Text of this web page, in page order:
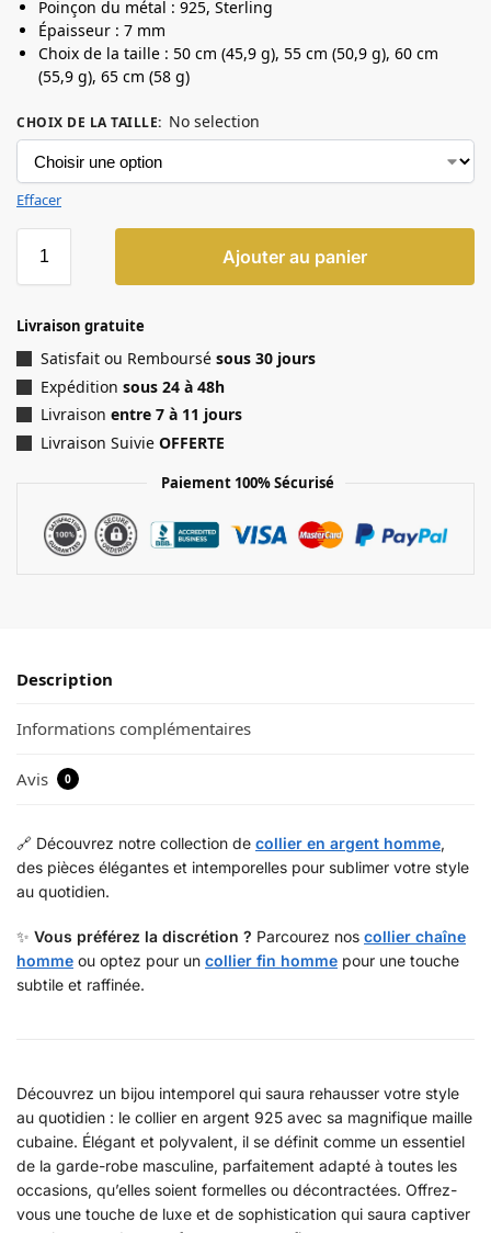
Poinçon du métal : 925, Sterling
Épaisseur : 7 mm
Choix de la taille : 50 cm (45,9 g), 55 cm (50,9 g), 60 cm
(55,9 g), 65 cm (58 g)
CHOIX DE LA TAILLE: No selection
Effacer
Ajouter au panier
Livraison gratuite
Satisfait ou Remboursé sous 30 jours
Expédition sous 24 à 48h
Livraison entre 7 à 11 jours
Livraison Suivie OFFERTE
Paiement 100% Sécurisé
Description
Informations complémentaires
Avis 0
🔗 Découvrez notre collection de collier en argent homme,
des pièces élégantes et intemporelles pour sublimer votre style
au quotidien.
✨ Vous préférez la discrétion ? Parcourez nos collier chaîne
homme ou optez pour un collier fin homme pour une touche
subtile et raffinée.
Découvrez un bijou intemporel qui saura rehausser votre style
au quotidien : le collier en argent 925 avec sa magnifique maille
cubaine. Élégant et polyvalent, il se définit comme un essentiel
de la garde-robe masculine, parfaitement adapté à toutes les
occasions, qu’elles soient formelles ou décontractées. Offrez-
vous une touche de luxe et de sophistication qui saura captiver